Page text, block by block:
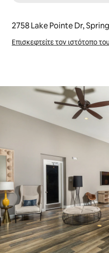
2758 Lake Pointe Dr,
Επισκεφτείτε τον ιστότοπο